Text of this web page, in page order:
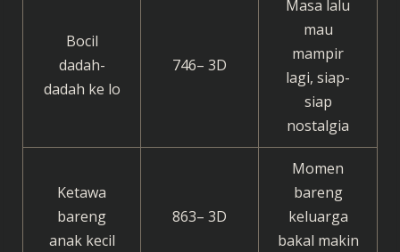
Bocil
dadah-
dadah ke lo
746– 3D
Masa lalu
mau
mampir
lagi, siap-
siap
nostalgia
Ketawa
bareng
anak kecil
863– 3D
Momen
bareng
keluarga
bakal makin